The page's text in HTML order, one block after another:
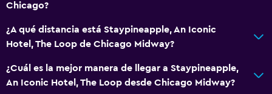
Estacionamiento
Valet parking
Estacionamiento privado
Baño
Chicago?
¿A qué distancia está Staypineapple, An Iconic
Hotel, The Loop de Chicago Midway?
¿Cuál es la mejor manera de llegar a Staypineapple,
An Iconic Hotel, The Loop desde Chicago Midway?